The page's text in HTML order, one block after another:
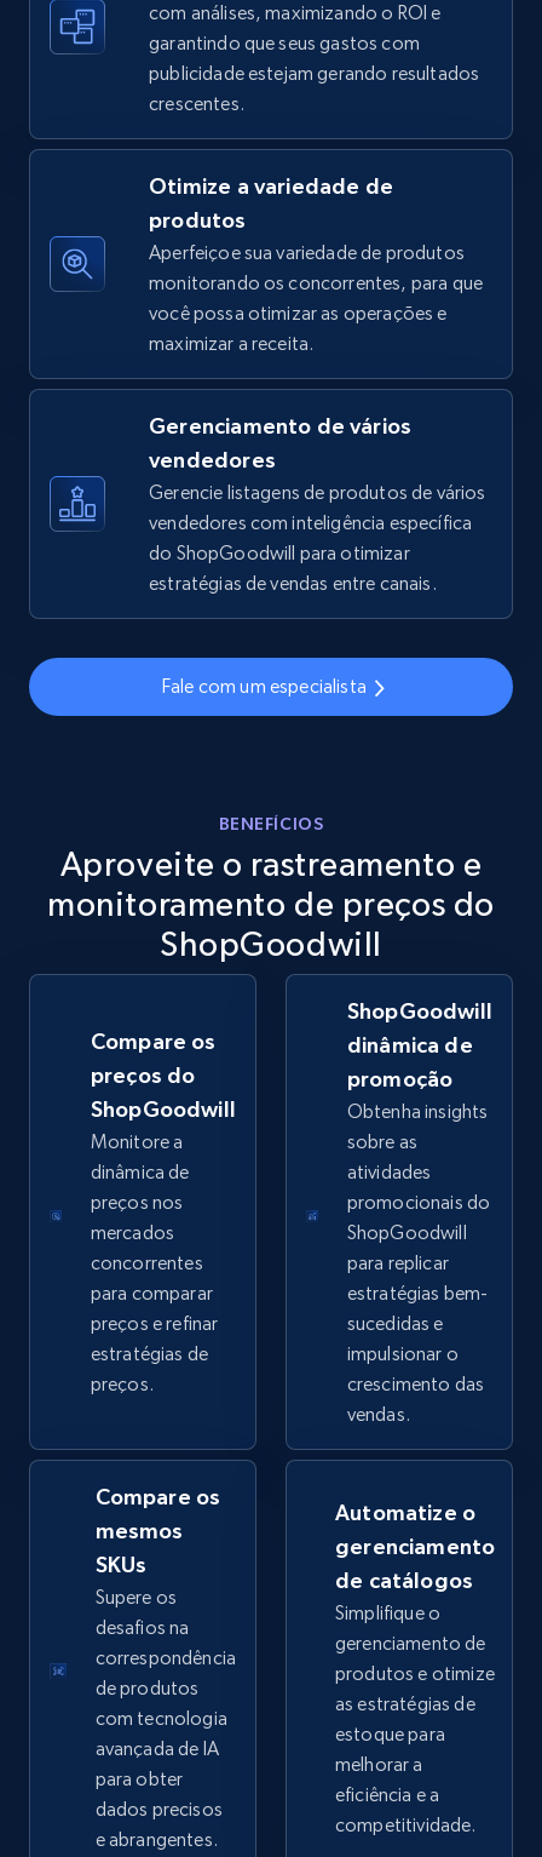
TikTok Shop - Collect TikTok shop products
by keywords search
URL, Title, Available, Description, Currency, Initial
price, Final price, Discount percent, and more.
TikTok Shop - discover records by shop url
price, Final price, Discount percent, and more.
668+
Amazon sellers info
URL, Product id, Title, Seller name, Seller rating,
Seller reviews, Breadcrumbs, Root category, and
more.
2.5K+ 359+ Comece agora
eBay - Gather data on products using
specified keywords
URL, Product id, Title, Seller name, Seller rating,
Seller reviews, Breadcrumbs, Root category, and
more.
Comece agora
eBay - Collect products from shops on eBay
URL, Product id, Title, Seller name, Seller rating,
Seller reviews, Breadcrumbs, Root category, and
more.
2.5K+ Comece agora
eBay - Collect records by category
URL, Product id, Title, Seller name, Seller rating,
Seller reviews, Breadcrumbs, Root category, and
2.5K+ 359+ Comece agora
com análises, maximizando o ROI e
garantindo que seus gastos com
publicidade estejam gerando resultados
crescentes.
Otimize a variedade de
produtos
Aperfeiçoe sua variedade de produtos
monitorando os concorrentes, para que
você possa otimizar as operações e
maximizar a receita.
Gerenciamento de vários
vendedores
Gerencie listagens de produtos de vários
vendedores com inteligência específica
do ShopGoodwill para otimizar
estratégias de vendas entre canais.
Fale com um especialista
BENEFÍCIOS
Aproveite o rastreamento e
monitoramento de preços do
ShopGoodwill
Compare os
preços do
ShopGoodwill
Monitore a
dinâmica de
preços nos
mercados
concorrentes
para comparar
preços e refinar
estratégias de
preços.
ShopGoodwill
dinâmica de
promoção
Obtenha insights
sobre as
atividades
promocionais do
ShopGoodwill
para replicar
estratégias bem-
sucedidas e
impulsionar o
crescimento das
vendas.
Compare os
mesmos
SKUs
Supere os
desafios na
correspondência
de produtos
com tecnologia
avançada de IA
para obter
dados precisos
e abrangentes.
Automatize o
gerenciamento
de catálogos
Simplifique o
gerenciamento de
produtos e otimize
as estratégias de
estoque para
melhorar a
eficiência e a
competitividade.